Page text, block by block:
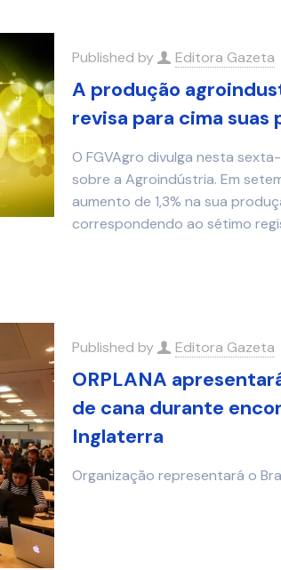
Published by Editora Gazeta
A produção
revisa para cima suas
O FGVAgro divulga nesta
sobre a Agroindústria. Em
aumento de 1,3% na sua
correspondendo ao sétimo
Published by Editora Gazeta
ORPLANA
de cana durante
Inglaterra
Organização representará o